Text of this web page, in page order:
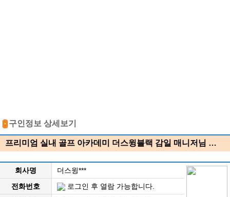
구인정보 상세보기
프리미엄 실내 골프 아카데미 더스윙블랙 감일 매니저님 …
회사명
더스윙***
전화번호
로그인 후 열람 가능합니다.